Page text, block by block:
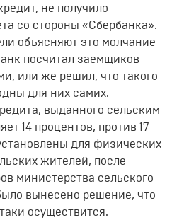
не получило
со стороны «Сбербанка».
объясняют это молчание
посчитал заемщиков
или же решил, что такого
для них самих.
выданного сельским
14 процентов, против 17
для физических
жителей, после
министерства сельского
вынесено решение, что
осуществится.